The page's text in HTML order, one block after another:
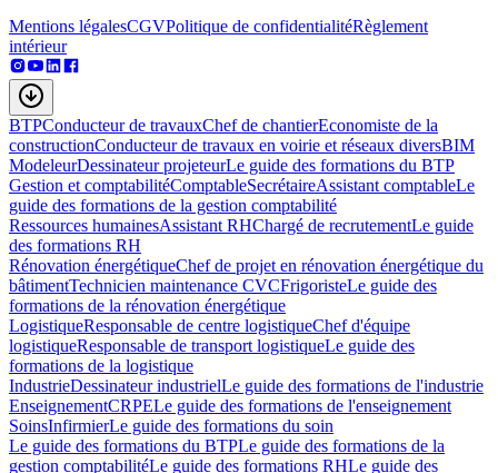
Mentions légalesCGVPolitique de confidentialitéRèglement
intérieur
BTPConducteur de travauxChef de chantierEconomiste de la
constructionConducteur de travaux en voirie et réseaux diversBIM
ModeleurDessinateur projeteurLe guide des formations du BTP
Gestion et comptabilitéComptableSecrétaireAssistant comptableLe
guide des formations de la gestion comptabilité
Ressources humainesAssistant RHChargé de recrutementLe guide
des formations RH
Rénovation énergétiqueChef de projet en rénovation énergétique du
bâtimentTechnicien maintenance CVCFrigoristeLe guide des
formations de la rénovation énergétique
LogistiqueResponsable de centre logistiqueChef d'équipe
logistiqueResponsable de transport logistiqueLe guide des
formations de la logistique
IndustrieDessinateur industrielLe guide des formations de l'industrie
EnseignementCRPELe guide des formations de l'enseignement
SoinsInfirmierLe guide des formations du soin
Le guide des formations du BTPLe guide des formations de la
gestion comptabilitéLe guide des formations RHLe guide des